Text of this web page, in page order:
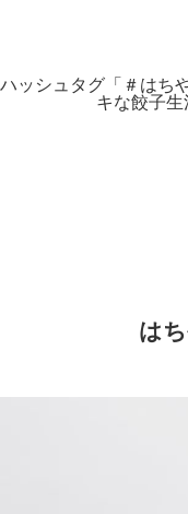
ハッシュタグ「＃はち
キな餃子生
は